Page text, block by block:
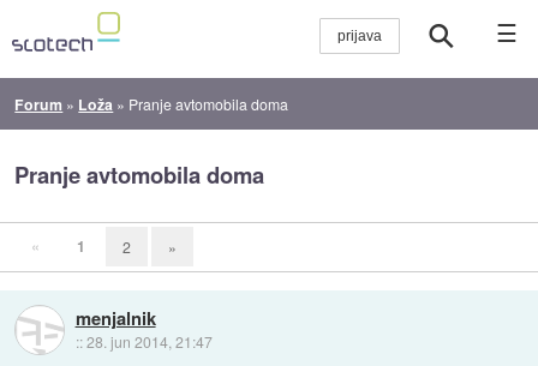
☰
Forum » Loža » Pranje avtomobila doma
Pranje avtomobila doma
« 1 2 »
menjalnik
::28. jun 2014, 21:47